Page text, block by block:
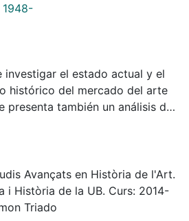
1948-
investigar el estado actual y el
histórico del mercado del arte
presenta también un análisis de
y políticos que motivaron y
peculiaridades y distintas
actual de dicho
se pone al analizar el
interno y de su relación
Avançats en Història de l'Art.
i Història de la UB. Curs: 2014-
Triado